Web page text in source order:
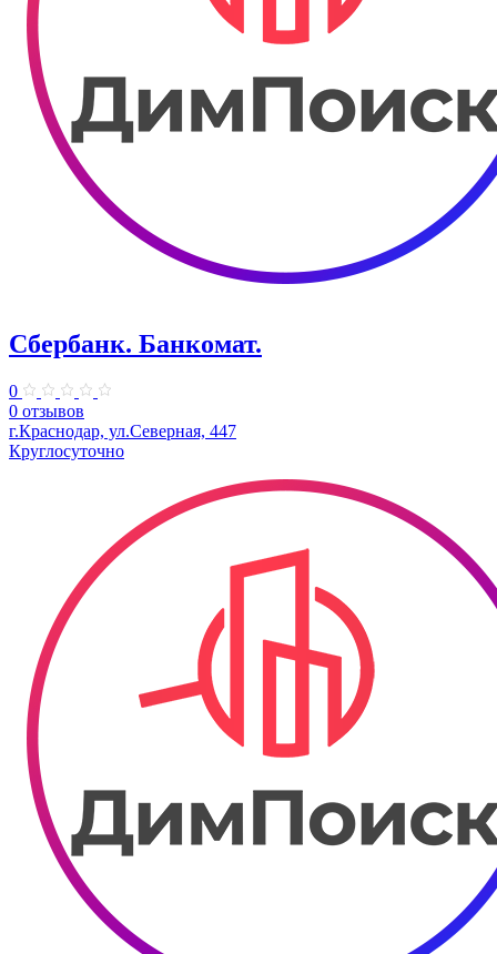
Сбербанк. Банкомат.
0
0 отзывов
г.Краснодар, ул.Северная, 447
Круглосуточно